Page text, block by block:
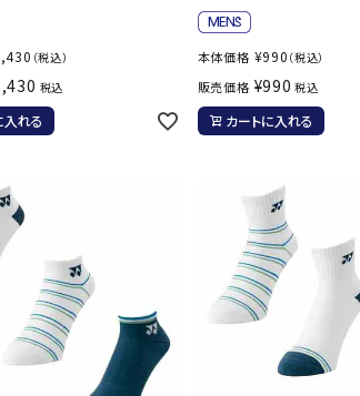
泳水着・練習水着
ィットネス水着
クール水着
ーグル
その他アクセサリー
リンスポーツ
メンズランニ
レディースラ
ジュニアラン
ランニングタ
ランニングソ
ランニングキ
ランニングバ
その他アク
トレーニング用品 アウト
NIKE Nittaku Ocean
PENALTY Prince
ReefTourer RUSTY ryka
（税込）
税込
入れる
本体価格 ¥990 （税込）
販売価格 ¥990 税込
カートに入れる